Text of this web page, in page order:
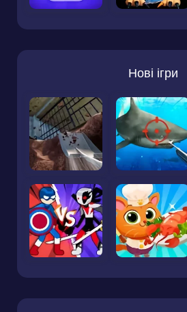
Нові ігри